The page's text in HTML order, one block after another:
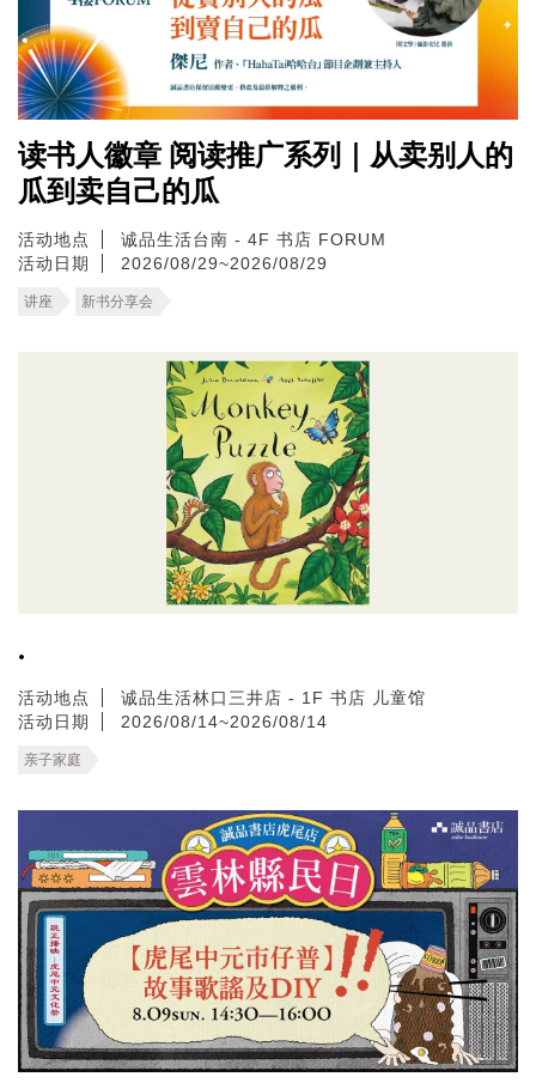
读书人徽章 阅读推广系列｜从卖别人的
瓜到卖自己的瓜
活动地点
诚品生活台南 - 4F 书店 FORUM
活动日期
2026/08/29~2026/08/29
讲座 新书分享会
.
活动地点
诚品生活林口三井店 - 1F 书店 儿童馆
活动日期
2026/08/14~2026/08/14
亲子家庭